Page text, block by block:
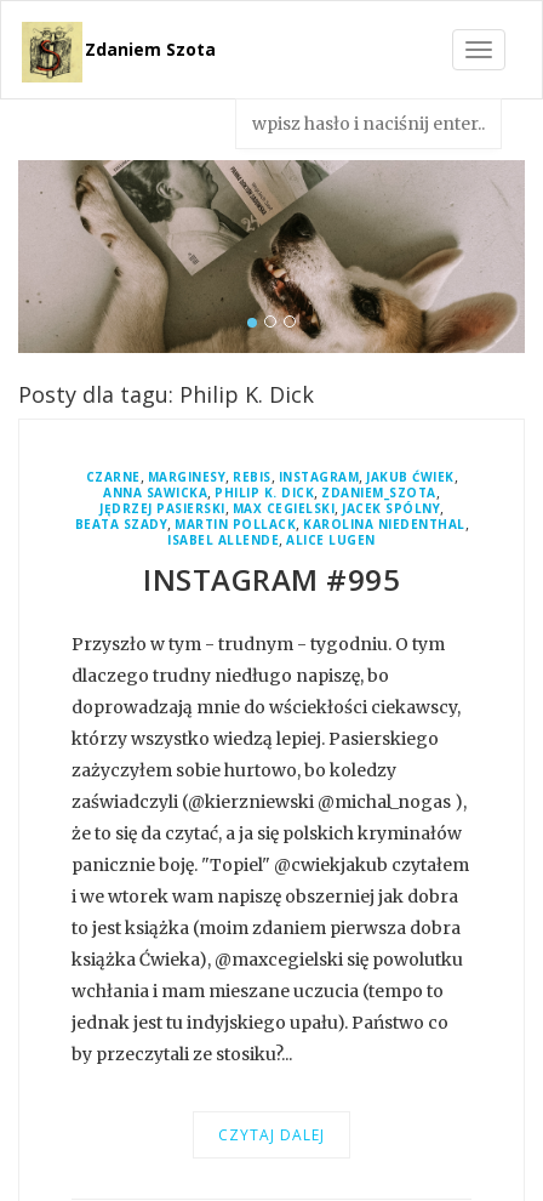
Toggle
Zdaniem Szota
Posty dla tagu: Philip K. Dick
CZARNE, MARGINESY, REBIS, INSTAGRAM, JAKUB ĆWIEK,
ANNA SAWICKA, PHILIP K. DICK, ZDANIEM_SZOTA,
JĘDRZEJ PASIERSKI, MAX CEGIELSKI, JACEK SPÓLNY,
BEATA SZADY, MARTIN POLLACK, KAROLINA NIEDENTHAL,
ISABEL ALLENDE,ALICE LUGEN
INSTAGRAM #995
Przyszło w tym - trudnym - tygodniu. O tym
dlaczego trudny niedługo napiszę, bo
doprowadzają mnie do wściekłości ciekawscy,
którzy wszystko wiedzą lepiej. Pasierskiego
zażyczyłem sobie hurtowo, bo koledzy
zaświadczyli (@kierzniewski @michal_nogas ),
że to się da czytać, a ja się polskich kryminałów
panicznie boję. "Topiel" @cwiekjakub czytałem
i we wtorek wam napiszę obszerniej jak dobra
to jest książka (moim zdaniem pierwsza dobra
książka Ćwieka), @maxcegielski się powolutku
wchłania i mam mieszane uczucia (tempo to
jednak jest tu indyjskiego upału). Państwo co
by przeczytali ze stosiku?...
CZYTAJ DALEJ